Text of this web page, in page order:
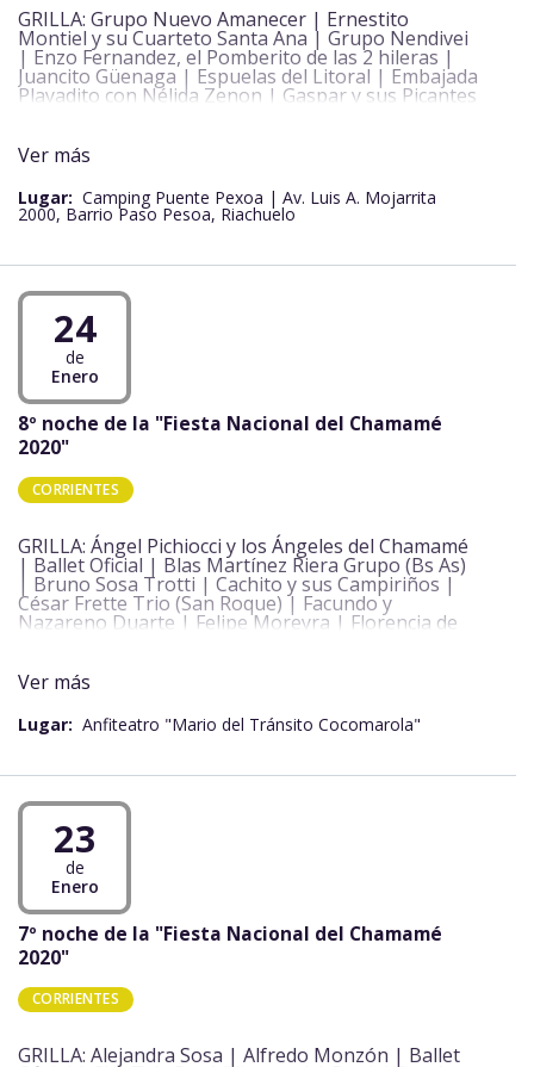
GRILLA: Grupo Nuevo Amanecer | Ernestito
Montiel y su Cuarteto Santa Ana | Grupo Nendivei
| Enzo Fernandez, el Pomberito de las 2 hileras |
Juancito Güenaga | Espuelas del Litoral | Embajada
Playadito con Nélida Zenon | Gaspar y sus Picantes
Unión del Paraná | Ñembotavy Chamamecero |
GRATUITA
Ver más
Lugar: Camping Puente Pexoa | Av. Luis A. Mojarrita
2000, Barrio Paso Pesoa, Riachuelo
24
de
Enero
8º noche de la "Fiesta Nacional del Chamamé
2020"
CORRIENTES
GRILLA: Ángel Pichiocci y los Ángeles del Chamamé
| Ballet Oficial | Blas Martínez Riera Grupo (Bs As)
| Bruno Sosa Trotti | Cachito y sus Campiriños |
César Frette Trio (San Roque) | Facundo y
Nazareno Duarte | Felipe Moreyra | Florencia de
Zurdo Benjamín | Jorge Guedes y Familia | Juancito
Güenaga y su conjunto | Las Guaynas Porá | Las
Paraguayas | Lisandro y el zurdo Benjamín | Los
Alonsitos | Matías González y José Álvarez | Pablo
Ricardo Panissa Marconi | Sangre Paiubrera
Palacios | Tania Torres (Formosa) | Ganador Pre
Fiesta: Carlos Alberto Ríos – Sede Posadas,
Misiones |
Ver más
Lugar: Anfiteatro "Mario del Tránsito Cocomarola"
23
de
Enero
7º noche de la "Fiesta Nacional del Chamamé
2020"
CORRIENTES
GRILLA: Alejandra Sosa | Alfredo Monzón | Ballet